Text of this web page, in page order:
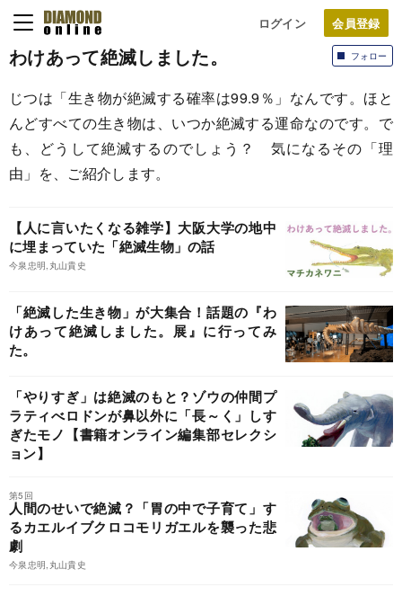
ログイン
フォロー
わけあって絶滅しました。
じつは「生き物が絶滅する確率は99.9％」なんです。ほと
んどすべての生き物は、いつか絶滅する運命なのです。で
も、どうして絶滅するのでしょう？ 気になるその「理
由」を、ご紹介します。
【人に言いたくなる雑学】大阪大学の地中
に埋まっていた「絶滅生物」の話
今泉忠明,丸山貴史
「絶滅した生き物」が大集合！話題の『わ
けあって絶滅しました。展』に行ってみ
た。
「やりすぎ」は絶滅のもと？ゾウの仲間プ
ラティべロドンが鼻以外に「長～く」しす
ぎたモノ【書籍オンライン編集部セレクシ
ョン】
第5回
人間のせいで絶滅？「胃の中で子育て」す
るカエルイブクロコモリガエルを襲った悲
劇
今泉忠明,丸山貴史